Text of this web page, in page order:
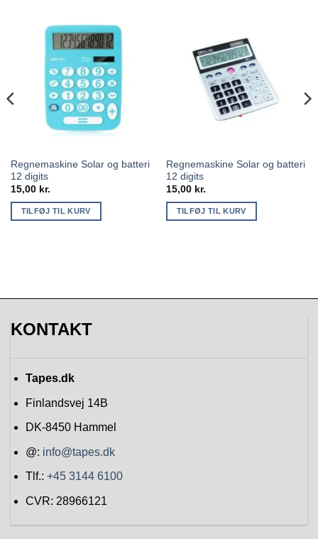
Regnemaskine Solar og batteri
12 digits
15,00 kr.
TILFØJ TIL KURV
Regnemaskine Solar og batteri
12 digits
15,00 kr.
TILFØJ TIL KURV
KONTAKT
Tapes.dk
Finlandsvej 14B
DK-8450 Hammel
@: info@tapes.dk
Tlf.: +45 3144 6100
CVR: 28966121